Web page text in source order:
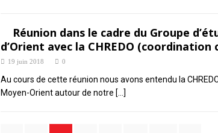
Réunion dans le cadre du Groupe
d’Orient avec la CHREDO
19 juin 2018 0
Au cours de cette réunion nous avons entendu la
Moyen-Orient autour de notre […]